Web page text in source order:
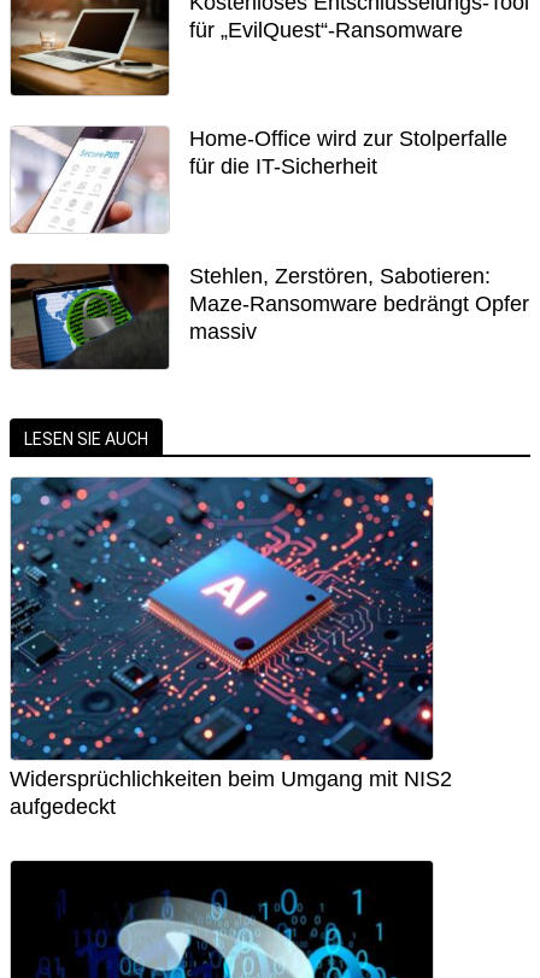
für „EvilQuest“-Ransomware
Home-Office wird zur Stolperfalle
für die IT-Sicherheit
Stehlen, Zerstören, Sabotieren:
Maze-Ransomware bedrängt Opfer
massiv
LESEN SIE AUCH
Widersprüchlichkeiten beim Umgang mit NIS2
aufgedeckt